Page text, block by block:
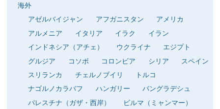
海外
アゼルバイジャン
アフガニスタン
アメリカ
アルメニア
イタリア イラク
イラン
インドネシア（アチェ）
ウクライナ
エジプト
グルジア
コソボ コロンビア シリア
スペイン
スリランカ
チェルノブイリ
トルコ
ナゴルノカラバフ
ハンガリー
バングラデシュ
パレスチナ（ガザ・西岸）
ビルマ（ミャンマー）